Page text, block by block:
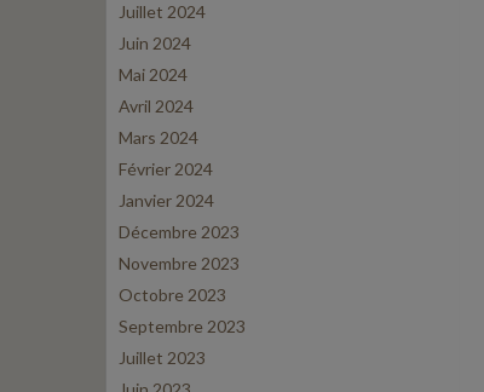
Juillet 2024
Juin 2024
Mai 2024
Avril 2024
Mars 2024
Février 2024
Janvier 2024
Décembre 2023
Novembre 2023
Octobre 2023
Septembre 2023
Juillet 2023